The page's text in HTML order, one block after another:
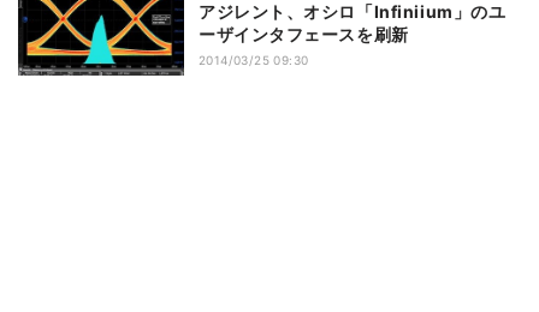
アジレント、オシロ「Infiniium」のユ
ーザインタフェースを刷新
2014/03/25 09:30